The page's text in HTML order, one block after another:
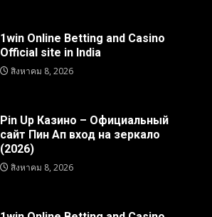
1win Online Betting and Casino
Official site in India
สิงหาคม 8, 2026
Pin Up Казино – Официальный
сайт Пин Ап вход на зеркало
(2026)
สิงหาคม 8, 2026